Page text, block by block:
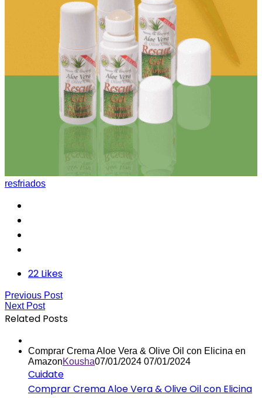
resfriados
22 Likes
Previous Post
Next Post
Related Posts
Comprar Crema Aloe Vera & Olive Oil con Elicina en
AmazonKousha07/01/2024 07/01/2024
Cuidate
Comprar Crema Aloe Vera & Olive Oil con Elicina